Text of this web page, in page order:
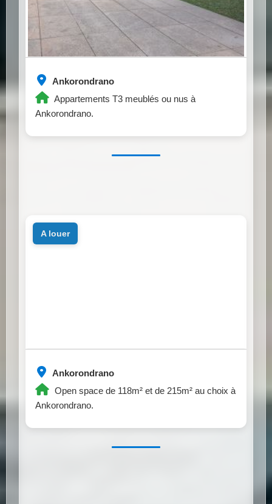
Ankorondrano
Appartements T3 meublés ou nus à
Ankorondrano.
Ankorondrano
Open space de 118m² et de 215m² au choix à
Ankorondrano.
a louer